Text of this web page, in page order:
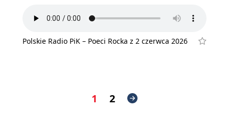
Polskie Radio PiK – Poeci Rocka z 2 czerwca 2026
1 2